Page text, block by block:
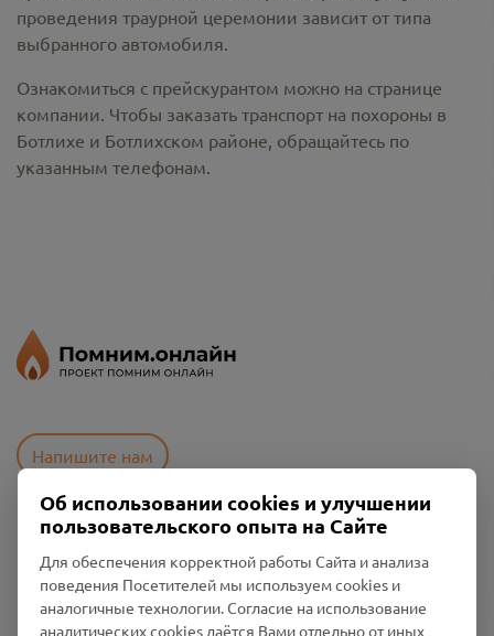
проведения траурной церемонии зависит от типа
выбранного автомобиля.
Ознакомиться с прейскурантом можно на странице
компании. Чтобы заказать транспорт на похороны в
Ботлихе и Ботлихском районе, обращайтесь по
указанным телефонам.
Напишите нам
Политика конфиденциальности
Промо-материалы
Об использовании cookies и улучшении
пользовательского опыта на Сайте
Для обеспечения корректной работы Сайта и анализа
поведения Посетителей мы используем cookies и
аналогичные технологии. Согласие на использование
аналитических cookies даётся Вами отдельно от иных